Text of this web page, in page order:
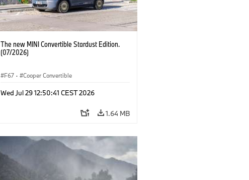
The new MINI Convertible Stardust Edition.
(07/2026)
F67 · Cooper Convertible
Wed Jul 29 12:50:41 CEST 2026
1.64 MB